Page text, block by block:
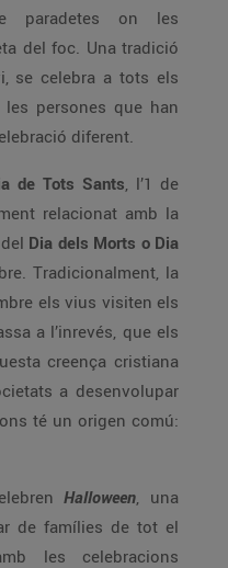
paradetes on les
del foc. Una tradició
se celebra a tots els
persones que han
diferent.
de Tots Sants, l’1 de
relacionat amb la
Dia dels Morts o Dia
Tradicionalment, la
els vius visiten els
a l’inrevés, que els
creença cristiana
a desenvolupar
té un origen comú:
Halloween, una
de famílies de tot el
les celebracions